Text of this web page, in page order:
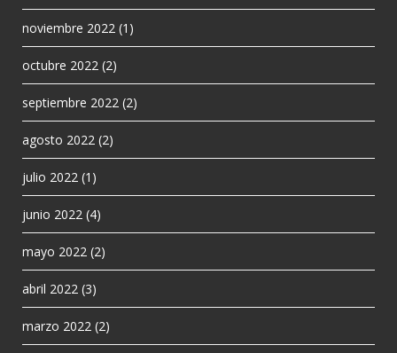
noviembre 2022 (1)
octubre 2022 (2)
septiembre 2022 (2)
agosto 2022 (2)
julio 2022 (1)
junio 2022 (4)
mayo 2022 (2)
abril 2022 (3)
marzo 2022 (2)